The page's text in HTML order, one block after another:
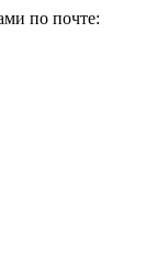
по почте: